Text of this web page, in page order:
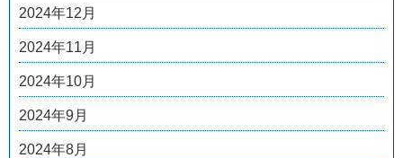
2024年12月
2024年11月
2024年10月
2024年9月
2024年8月